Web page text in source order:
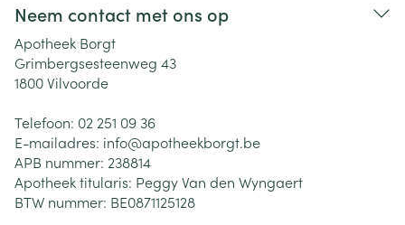
Neem contact met ons op
Apotheek Borgt
Grimbergsesteenweg 43
1800Vilvoorde
Telefoon: 02 251 09 36
E-mailadres: info@apotheekborgt.be
APB nummer: 238814
Apotheek titularis: Peggy Van den Wyngaert
BTW nummer: BE0871125128